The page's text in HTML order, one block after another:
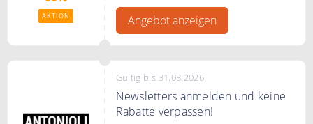
AKTION Angebot anzeigen
Gültig bis 31.08.2026
Newsletters anmelden und keine
Rabatte verpassen!